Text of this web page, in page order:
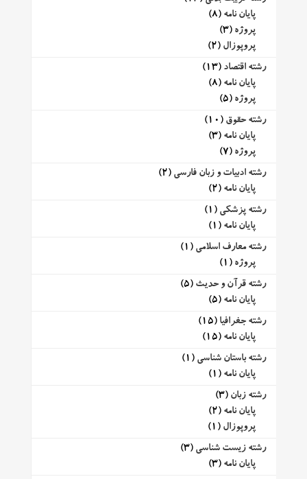
پایان نامه (8)
پروژه (3)
پروپوزال (2)
رشته اقتصاد (13)
پایان نامه (8)
پروژه (5)
رشته حقوق (10)
پایان نامه (3)
پروژه (7)
رشته ادبیات و زبان فارسی (2)
پایان نامه (2)
رشته پزشکی (1)
پایان نامه (1)
رشته معارف اسلامی (1)
پروژه (1)
رشته قرآن و حدیث (5)
پایان نامه (5)
رشته جغرافیا (15)
پایان نامه (15)
رشته باستان شناسی (1)
پایان نامه (1)
رشته زبان (3)
پایان نامه (2)
پروپوزال (1)
رشته زیست شناسی (3)
پایان نامه (3)